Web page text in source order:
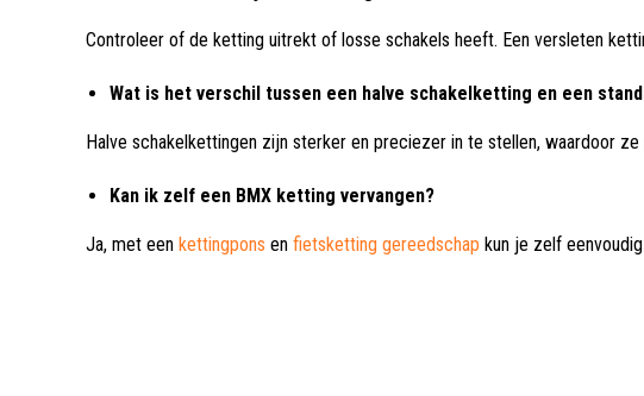
Controleer of de ketting uitrekt of losse schakels heeft. Een versleten
Wat is het verschil tussen een halve schakelketting en een
Halve schakelkettingen zijn sterker en preciezer in te stellen, waardoor
Kan ik zelf een BMX ketting vervangen?
Ja, met een kettingpons en fietsketting gereedschap kun je zelf